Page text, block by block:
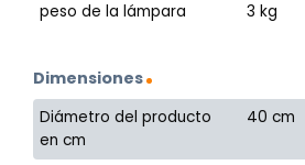
peso de la lámpara
3 kg
Dimensiones
Diámetro del producto
en cm
40 cm